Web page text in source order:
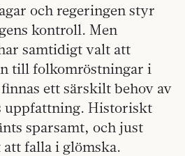
och regeringen styr
kontroll. Men
samtidigt valt att
till folkomröstningar i
ett särskilt behov av
uppfattning. Historiskt
sparsamt, och just
falla i glömska.